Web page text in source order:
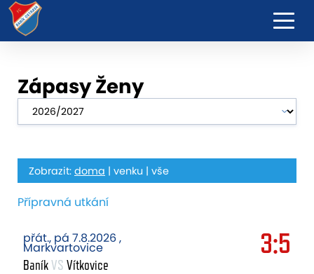
Zápasy Ženy
Zobrazit: doma | venku | vše
Přípravná utkání
přát., pá 7.8.2026 ,
Markvartovice
BaníkVS Vítkovice
3:5